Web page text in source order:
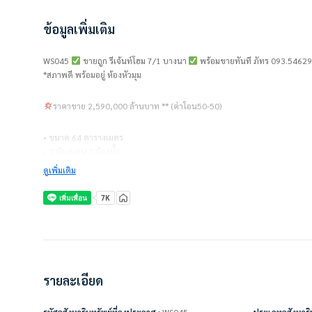
ข้อมูลเพิ่มเติม
WS045 ขายถูก รีเจ้นท์โฮม 7/1 บางนา
พร้อมขายทันที ภัทร
*สภาพดี พร้อมอยู่ ห้องหัวมุม
ราคาขาย 2,590,000 ล้านบาท ** (ค่าโอน50-50)
• ขนาด 64 ตารางเมตร
• ชั้น 7
• อาคาร A
• ค่าส่วนกลาง 20 บาท/ตร.ม.
• แอร์ 2 เครื่อง
• ตู้เสื้อผ้า Built In
• ชั้นวางทีวี
ดูเพิ่มเติม
รายละเอียด